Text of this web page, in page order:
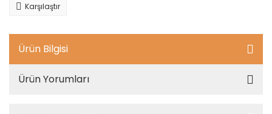
Karşılaştır
Ürün Bilgisi
Ürün Yorumları